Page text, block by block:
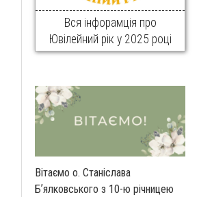
Вся інфорамція про
Ювілейний рік у 2025 році
Вітаємо о. Станіслава
Бʼялковського з 10-ю річницею